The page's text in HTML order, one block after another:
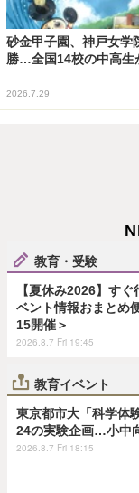
砂金甲子園、神戸女学
勝…全国14校の中高生
2026.7.29
教育・受験
【夏休み2026】すぐ
ベント情報おまとめ
15開催＞
2026.8.7 Fri 19:45
教育イベント
東京都市大「科学体
24の実験企画…小中
2026.8.7 Fri 18:15